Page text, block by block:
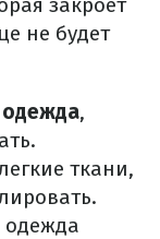
не будет
одежда,
ткани,
одежда